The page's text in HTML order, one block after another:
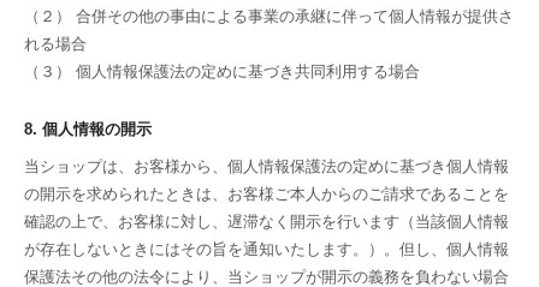
（２） 合併その他の事由による事業の承継に伴って個人情報が提供さ
れる場合
（３） 個人情報保護法の定めに基づき共同利用する場合
8. 個人情報の開示
当ショップは、お客様から、個人情報保護法の定めに基づき個人情報
の開示を求められたときは、お客様ご本人からのご請求であることを
確認の上で、お客様に対し、遅滞なく開示を行います（当該個人情報
が存在しないときにはその旨を通知いたします。）。但し、個人情報
保護法その他の法令により、当ショップが開示の義務を負わない場合